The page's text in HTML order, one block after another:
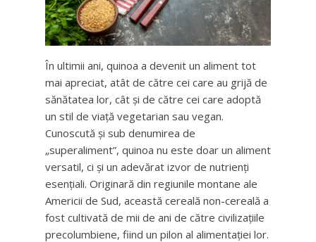
În ultimii ani, quinoa a devenit un aliment tot
mai apreciat, atât de către cei care au grijă de
sănătatea lor, cât și de către cei care adoptă
un stil de viață vegetarian sau vegan.
Cunoscută și sub denumirea de
„superaliment”, quinoa nu este doar un aliment
versatil, ci și un adevărat izvor de nutrienți
esențiali. Originară din regiunile montane ale
Americii de Sud, această cereală non-cereală a
fost cultivată de mii de ani de către civilizațiile
precolumbiene, fiind un pilon al alimentației lor.